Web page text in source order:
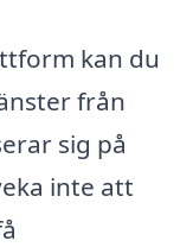
kan du
från
sig på
inte att